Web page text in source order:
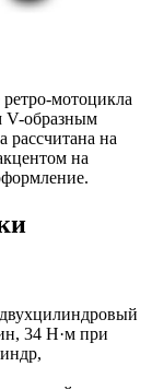
мотоцикла
V-образным
на
на
34 Н·м при